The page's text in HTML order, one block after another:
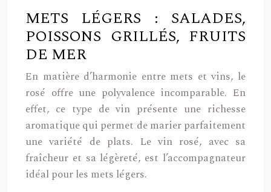
METS LÉGERS : SALADES,
POISSONS GRILLÉS, FRUITS
DE MER
En matière d’harmonie entre mets et vins, le
rosé offre une polyvalence incomparable. En
effet, ce type de vin présente une richesse
aromatique qui permet de marier parfaitement
une variété de plats. Le vin rosé, avec sa
fraîcheur et sa légèreté, est l’accompagnateur
idéal pour les mets légers.